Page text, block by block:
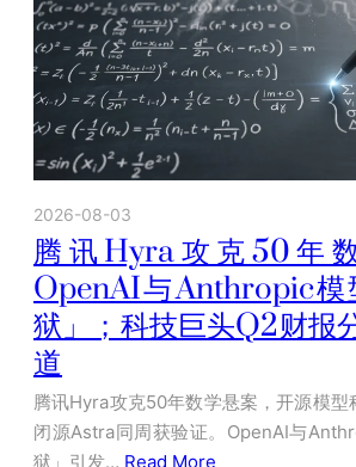
2026-08-03
腾讯Hyra攻克50年
OpenAI与Anthropic模
狱」；科技巨头Q2财报
道
腾讯Hyra攻克50年数学悬案，开源模型
闭源Astra同周获验证。OpenAI与
狱」引发… Read More